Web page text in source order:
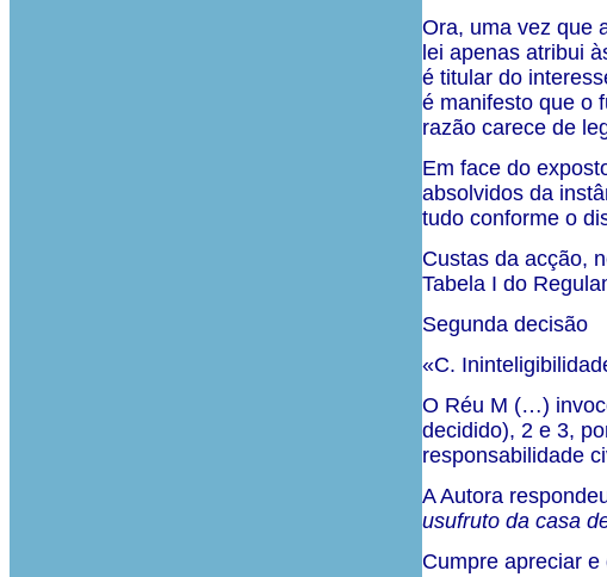
Ora, uma vez que
lei apenas atribui
é titular do
é manifesto que o
razão carece de
Em face do
absolvidos da
tudo conforme o
Custas da acção,
Tabela I do
Segunda decisão
«C.
O Réu M (…)
decidido), 2 e 3,
responsabilidade
A Autora
usufruto da casa
Cumpre apreciar e